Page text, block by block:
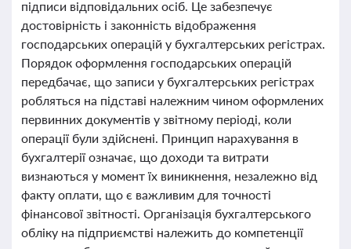
підписи відповідальних осіб. Це забезпечує
достовірність і законність відображення
господарських операцій у бухгалтерських регістрах.
Порядок оформлення господарських операцій
передбачає, що записи у бухгалтерських регістрах
робляться на підставі належним чином оформлених
первинних документів у звітному періоді, коли
операції були здійснені. Принцип нарахування в
бухгалтерії означає, що доходи та витрати
визнаються у момент їх виникнення, незалежно від
факту оплати, що є важливим для точності
фінансової звітності. Організація бухгалтерського
обліку на підприємстві належить до компетенції